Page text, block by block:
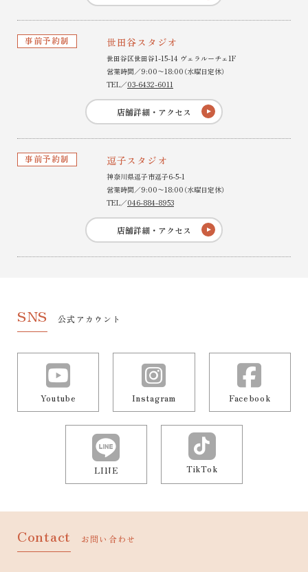
事前予約制 世田谷スタジオ
世田谷区世田谷1-15-14 ヴェラルーチェ1F
営業時間／9:00〜18:00（水曜日定休）
TEL／03-6432-6011
店舗詳細・アクセス
事前予約制 逗子スタジオ
神奈川県逗子市逗子6-5-1
営業時間／9:00〜18:00（水曜日定休）
TEL／046-884-8953
店舗詳細・アクセス
SNS 公式アカウント
Youtube Instagram Facebook
LINE TikTok
Contact お問い合わせ